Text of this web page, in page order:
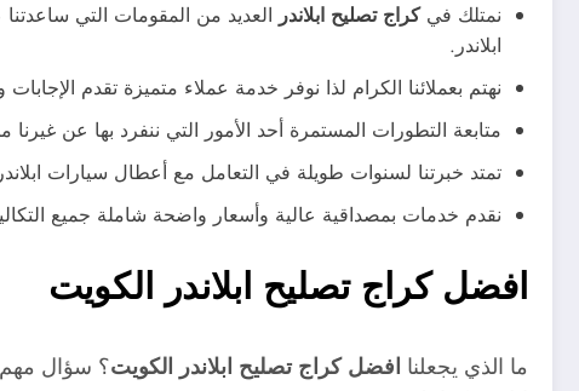
نمتلك فيكراج تصليح ابلاندر العديد من المقومات التي
ابلاندر.
نهتم بعملائنا الكرام لذا نوفر خدمة عملاء متميزة تقدم
متابعة التطورات المستمرة أحد الأمور التي ننفرد بها عن
تمتد خبرتنا لسنوات طويلة في التعامل مع أعطال سيارات
نقدم خدمات بمصداقية عالية وأسعار واضحة شاملة جميع
افضل كراج تصليح ابلاندر الكويت
ما الذي يجعلنا افضل كراج تصليح ابلاندر الكويت؟ سؤال مهم